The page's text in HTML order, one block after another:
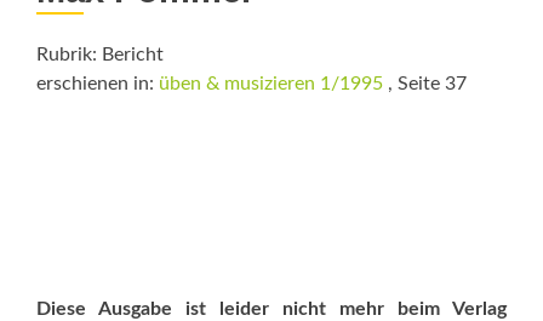
Rubrik: Bericht
erschienen in: üben & musizieren 1/1995 , Seite 37
Diese Ausgabe ist leider nicht mehr beim Verlag